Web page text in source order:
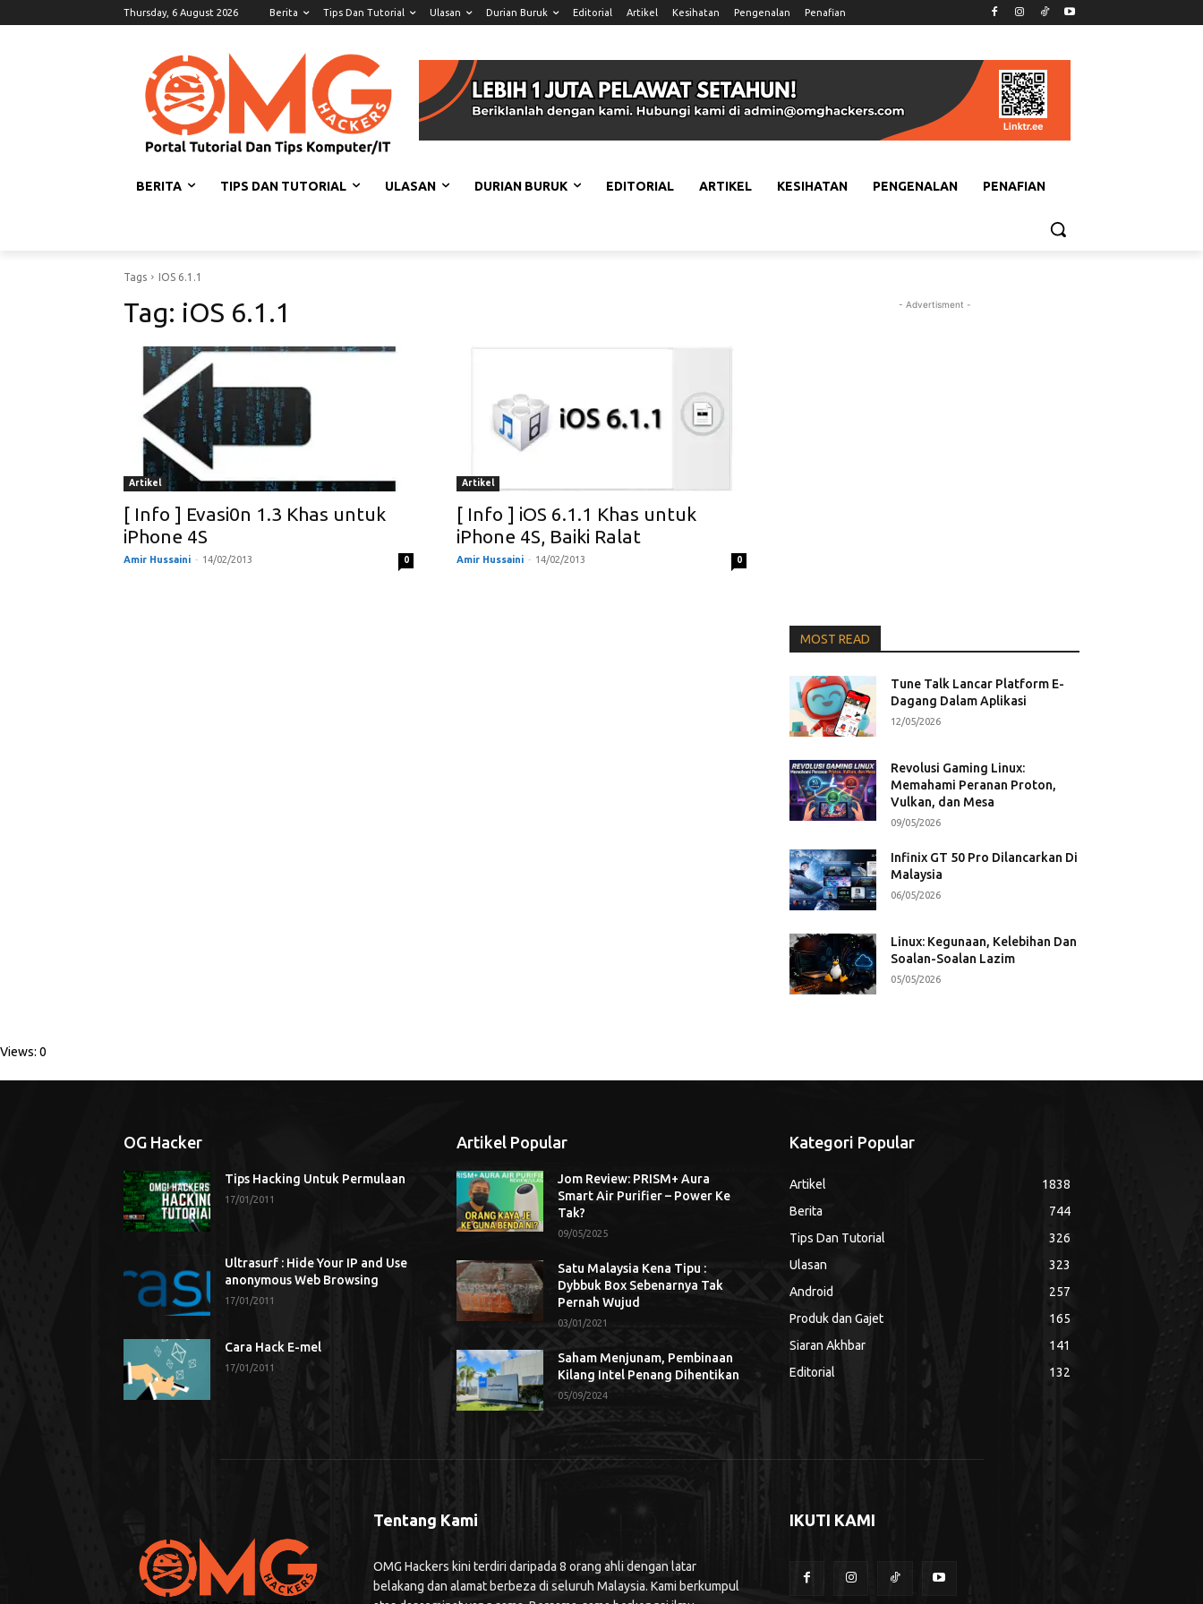
Thursday, 6 August 2026 Berita Tips Dan Tutorial Ulasan Durian Buruk Editorial Artikel Kesihatan Pengenalan Penafian
BERITA TIPS DAN TUTORIAL ULASAN DURIAN BURUK EDITORIAL ARTIKEL KESIHATAN PENGENALAN PENAFIAN
Tags IOS 6.1.1
Tag: iOS 6.1.1
Artikel
[ Info ] Evasi0n 1.3 Khas untuk
iPhone 4S
Amir Hussaini - 14/02/2013 0
Artikel
[ Info ] iOS 6.1.1 Khas untuk
iPhone 4S, Baiki Ralat
Amir Hussaini - 14/02/2013 0
- Advertisment -
MOST READ
Tune Talk Lancar Platform E-
Dagang Dalam Aplikasi
12/05/2026
Revolusi Gaming Linux:
Memahami Peranan Proton,
Vulkan, dan Mesa
09/05/2026
Infinix GT 50 Pro Dilancarkan Di
Malaysia
06/05/2026
Linux: Kegunaan, Kelebihan Dan
Soalan-Soalan Lazim
05/05/2026
Views: 0
OG Hacker
Tips Hacking Untuk Permulaan
17/01/2011
Ultrasurf : Hide Your IP and Use
anonymous Web Browsing
17/01/2011
Cara Hack E-mel
17/01/2011
Artikel Popular
Jom Review: PRISM+ Aura
Smart Air Purifier – Power Ke
Tak?
09/05/2025
Satu Malaysia Kena Tipu :
Dybbuk Box Sebenarnya Tak
Pernah Wujud
03/01/2021
Saham Menjunam, Pembinaan
Kilang Intel Penang Dihentikan
05/09/2024
Kategori Popular
Artikel
1838
Berita
744
Tips Dan Tutorial
326
Ulasan
323
Android
257
Produk dan Gajet
165
Siaran Akhbar
141
Editorial
132
Tentang Kami
OMG Hackers kini terdiri daripada 8 orang ahli dengan latar
belakang dan alamat berbeza di seluruh Malaysia. Kami berkumpul
IKUTI KAMI